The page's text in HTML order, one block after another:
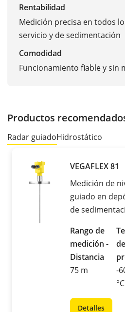
Rentabilidad
Medición precisa en todos
servicio y de sedimentación
Comodidad
Funcionamiento fiable y sin
Productos
Radar guiadoHidrostático
VEGAFLEX 81
Medición de
guiado en
de
Rango de
medición -
Distancia
75 m
de
-
°C
Detalles